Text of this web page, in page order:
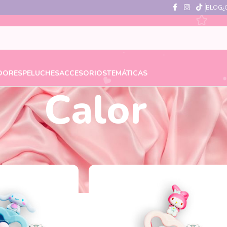
BLOG
PELUCHESACCESORIOSTEMÁTICAS
Calor